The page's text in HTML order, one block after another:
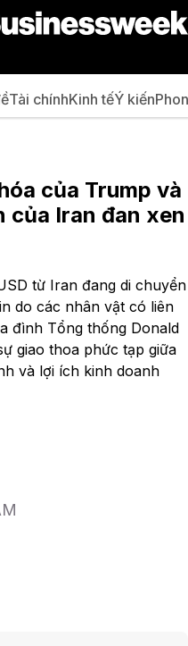
Tài chínhKinh tếÝ kiến
của Trump và
của Iran đan xen
từ Iran đang di chuyển
do các nhân vật có liên
đình Tổng thống Donald
giao thoa phức tạp giữa
và lợi ích kinh doanh